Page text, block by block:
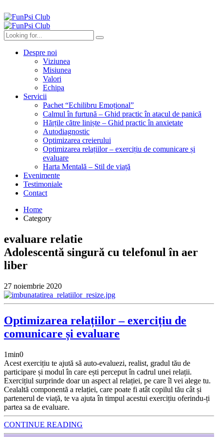
Despre noi
Viziunea
Misiunea
Valori
Echipa
Servicii
Pachet “Echilibru Emoțional”
Calmul în furtună – Ghid practic în atacul de panică
Hărțile către liniște – Ghid practic în anxietate
Autodiagnostic
Optimizarea creierului
Optimizarea relațiilor – exercițiu de comunicare și
evaluare
Harta Mentală – Stil de viață
Evenimente
Testimoniale
Contact
Home
Category
evaluare relatie
Adolescentă singură cu telefonul în aer
liber
27 noiembrie 2020
Optimizarea relațiilor – exercițiu de
comunicare și evaluare
1min0
Acest exercițiu te ajută să auto-evaluezi, realist, gradul tău de
participare și modul în care ești perceput în cadrul unei relații.
Exercițiul surprinde doar un aspect al relației, pe care îl vei alege tu.
Cealaltă componentă a relației, care poate fi atât copilul tău cât și
partenerul de viață, te va ajuta în timpul acestui exercițiu oferindu-ți
partea sa de evaluare.
CONTINUE READING